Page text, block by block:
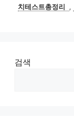
치테스트총정리
,
검색